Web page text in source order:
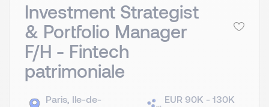
Investment Strategist
& Portfolio Manager
F/H - Fintech
patrimoniale
Paris, Ile-de-
EUR 90K - 130K